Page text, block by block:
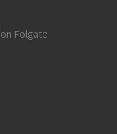
Folgate